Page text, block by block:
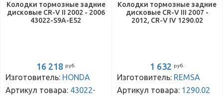
Колодки тормозные задние
дисковые CR-V II 2002 - 2006
43022-S9A-E52
16 218 руб.
Изготовитель: HONDA
Артикул товара: 43022-
Колодки тормозные задние
дисковые CR-V III 2007 -
2012, CR-V IV 1290.02
1 632 руб.
Изготовитель: REMSA
Артикул товара: 1290.02